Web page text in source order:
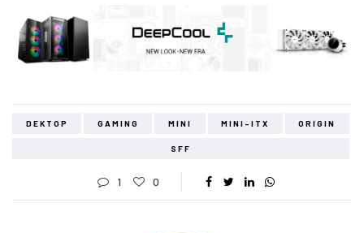
DEKTOP GAMING MINI MINI-ITX ORIGIN
SFF
1 0